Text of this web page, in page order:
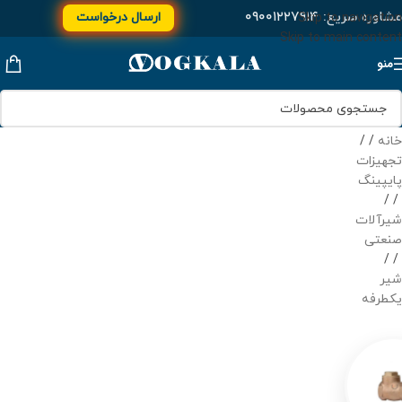
Skip to navigation
Skip to main content
مشاوره سریع:۰۹۰۰۱۲۲۷۹۱۴ ارسال درخواست
منو
خانه /
تجهیزات
پایپینگ
/
شیرآلات
صنعتی
/
شیر
یکطرفه